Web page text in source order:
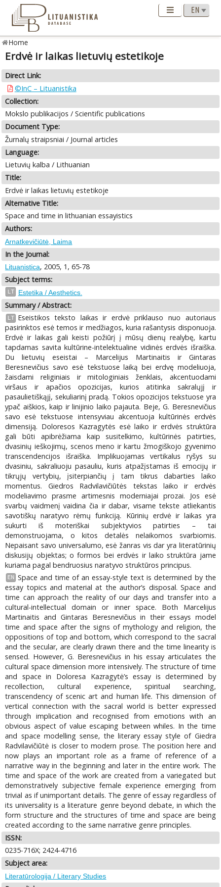
Home
Erdvė ir laikas lietuvių estetikoje
Direct Link:
©InC – Lituanistika
Collection:
Mokslo publikacijos / Scientific publications
Document Type:
Žurnalų straipsniai / Journal articles
Language:
Lietuvių kalba / Lithuanian
Title:
Erdvė ir laikas lietuvių estetikoje
Alternative Title:
Space and time in lithuanian essayistics
Authors:
Arnatkevičiūtė, Laima
In the Journal:
Lituanistica, 2005, 1, 65-78
Subject terms:
LT Estetika / Aesthetics.
Summary / Abstract:
LT
Eseistikos teksto laikas ir erdvė priklauso nuo autoriaus
pasirinktos esė temos ir medžiagos, kuria rašantysis disponuoja.
Erdvė ir laikas gali keisti požiūrį į mūsų dienų realybę, kartu
tapdamas savita kultūrine-intelektualine vidinės erdvės išraiška.
Du lietuvių eseistai – Marcelijus Martinaitis ir Gintaras
Beresnevičius savo esė tekstuose laiką bei erdvę modeliuoja,
žaisdami religiniais ir mitologiniais ženklais, akcentuodami
viršaus ir apačios opozicijas, kurios atitinka sakralųjį ir
pasaulietiškąjį, sekuliarinį pradą. Tokios opozicijos tekstuose yra
ypač aiškios, kaip ir linijinio laiko pajauta. Beje, G. Beresnevičius
savo esė tekstuose intensyviau akcentuoja kultūrinės erdvės
dimensiją. Doloresos Kazragytės esė laiko ir erdvės struktūra
gali būti apibrėžiama kaip susitelkimo, kultūrinės patirties,
dvasinių ieškojimų, scenos meno ir kartu žmogiškojo gyvenimo
transcendencijos išraiška. Implikuojamas vertikalus ryšys su
dvasiniu, sakraliuoju pasauliu, kuris atpažįstamas iš emocijų ir
tikrųjų vertybių, įsiterpiančių į tam tikrus dabarties laiko
momentus. Giedros Radvilavičiūtės tekstas laiko ir erdvės
modeliavimo prasme artimesnis moderniajai prozai. Jos esė
svarbų vaidmenį vaidina čia ir dabar, visame tekste atliekantis
savotiškų naratyvo rėmų funkciją. Kūrinių erdvė ir laikas yra
sukurti iš moteriškai subjektyvios patirties – tai
demonstruojama, o kitos detalės nelaikomos svarbiomis.
Nepaisant savo universalumo, esė žanras vis dar yra literatūrinių
diskusijų objektas; o formos bei erdvės ir laiko struktūra jame
kuriama pagal bendruosius naratyvo struktūros principus.
EN
Space and time of an essay-style text is determined by the
essay topics and material at the author’s disposal. Space and
time can approach the reality of our days and transfer into a
cultural-intellectual domain or inner space. Both Marcelijus
Martinaitis and Gintaras Beresnevičius in their essays model
time and space after the signs of mythology and religion, the
oppositions of top and bottom, which correspond to the sacral
and the secular, are clearly drawn there and the time linearity is
sensed. However, G. Beresnevičius in his essay articulates the
cultural space dimension more intensively. The structure of time
and space in Doloresa Kazragytė’s essay is determined by
recollection, cultural experience, spiritual searching,
transcendency of scenic art and human life. This dimension of
vertical connection with the sacral world is better expressed
through implication and recognised from emotions with an
obvious aspect of value escaping between whiles. In the time
and space modelling sense, the literary essay style of Giedra
Radvilavičiūtė is closer to modern prose. The position here and
now plays an important role as a frame of reference of a
narrative way in the beginning and later in the entire work. The
time and space of the work are created from a variegated but
demonstratively subjective female experience emerging from
trivial as if unimportant details. The genre of essay regardless of
its universality is a literature genre beyond debate, in which the
form structure and the structures of time and space are being
created according to the same narrative genre principles.
ISSN:
0235-716X; 2424-4716
Subject area:
Literatūrologija / Literary Studies